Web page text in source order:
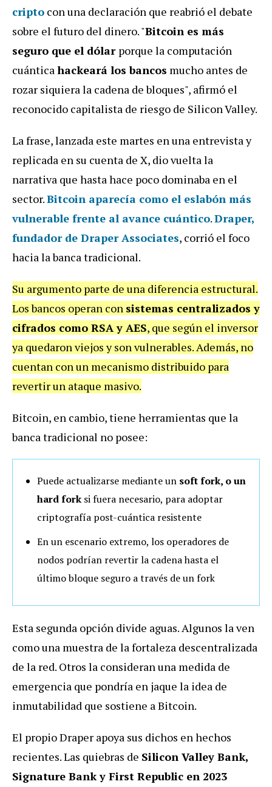
cripto con una declaración que reabrió el debate
sobre el futuro del dinero. "Bitcoin es más
seguro que el dólar porque la computación
cuánticahackeará los bancos mucho antes de
rozar siquiera la cadena de bloques", afirmó el
reconocido capitalista de riesgo de Silicon Valley.
La frase, lanzada este martes en una entrevista y
replicada en su cuenta de X, dio vuelta la
narrativa que hasta hace poco dominaba en el
sector.Bitcoin aparecía como el eslabón más
vulnerable frente al avance cuántico.Draper,
fundador de Draper Associates, corrió el foco
hacia la banca tradicional.
Su argumento parte de una diferencia estructural.
Los bancos operan con sistemas centralizados y
cifrados como RSA y AES, que según el inversor
ya quedaron viejos y son vulnerables. Además, no
cuentan con un mecanismo distribuido para
revertir un ataque masivo.
Bitcoin, en cambio, tiene herramientas que la
banca tradicional no posee:
Puede actualizarse mediante un soft fork, o un
hard fork si fuera necesario, para adoptar
criptografía post-cuántica resistente
En un escenario extremo, los operadores de
nodos podrían revertir la cadena hasta el
último bloque seguro a través de un fork
Esta segunda opción divide aguas. Algunos la ven
como una muestra de la fortaleza descentralizada
de la red. Otros la consideran una medida de
emergencia que pondría en jaque la idea de
inmutabilidad que sostiene a Bitcoin.
El propio Draper apoya sus dichos en hechos
recientes. Las quiebras de Silicon Valley Bank,
Signature Bank y First Republic en 2023